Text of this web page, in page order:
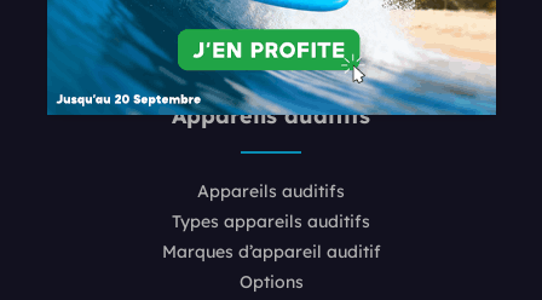
Franchise Unisson
Nos actus
Appareils auditifs
Appareils auditifs
Types appareils auditifs
Marques d’appareil auditif
Options